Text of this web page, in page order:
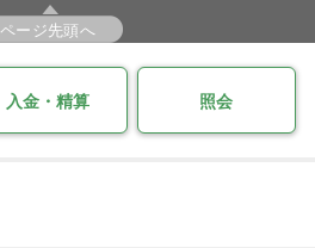
ページ先頭へ
入金・精算 照会